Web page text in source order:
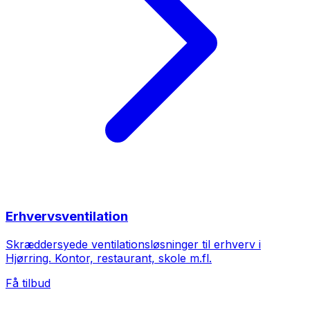
Erhvervsventilation
Skræddersyede ventilationsløsninger til erhverv i
Hjørring. Kontor, restaurant, skole m.fl.
Få tilbud